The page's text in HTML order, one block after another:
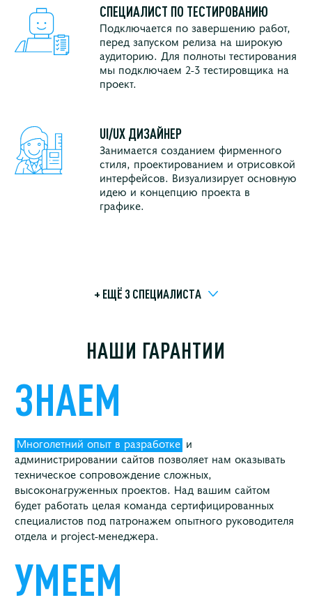
СПЕЦИАЛИСТ ПО ТЕСТИРОВАНИЮ
Подключается по завершению работ,
перед запуском релиза на широкую
аудиторию. Для полноты тестирования
мы подключаем 2-3 тестировщика на
проект.
UI/UX ДИЗАЙНЕР
Занимается созданием фирменного
стиля, проектированием и отрисовкой
интерфейсов. Визуализирует основную
идею и концепцию проекта в
графике.
+ ЕЩЁ 3 СПЕЦИАЛИСТA
НАШИ ГАРАНТИИ
ЗНАЕМ
Многолетний опыт в разработке и
администрировании сайтов позволяет нам оказывать
техническое сопровождение сложных,
высоконагруженных проектов. Над вашим сайтом
будет работать целая команда сертифицированных
специалистов под патронажем опытного руководителя
отдела и project-менеджера.
УМЕЕМ